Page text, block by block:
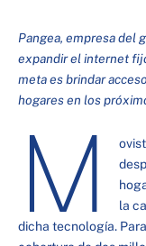
Pangea, empresa del
expandir el internet
meta es brindar
hogares en los
M
la
dicha tecnología.